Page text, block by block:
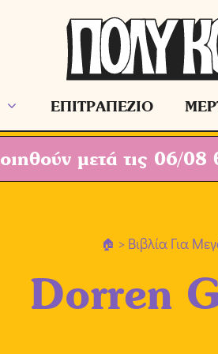
ΕΠΙΤΡΑΠΕΖΙΟ
μετά τις 06/08
> Βιβλία Για
Dorren